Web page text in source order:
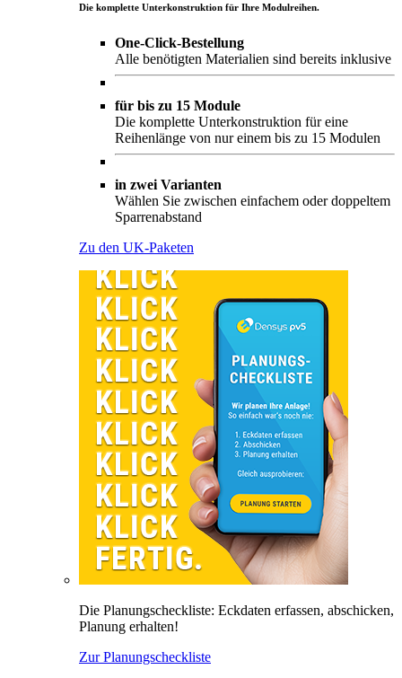
Die komplette Unterkonstruktion für Ihre Modulreihen.
One-Click-Bestellung
Alle benötigten Materialien sind bereits inklusive
für bis zu 15 Module
Die komplette Unterkonstruktion für eine
Reihenlänge von nur einem bis zu 15 Modulen
in zwei Varianten
Wählen Sie zwischen einfachem oder doppeltem
Sparrenabstand
Zu den UK-Paketen
Die Planungscheckliste: Eckdaten erfassen, abschicken,
Planung erhalten!
Zur Planungscheckliste